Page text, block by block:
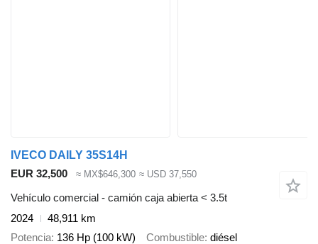
IVECO DAILY 35S14H
EUR 32,500
≈ MX$646,300 ≈ USD 37,550
Vehículo comercial - camión caja abierta < 3.5t
2024
48,911 km
Potencia 136 Hp (100 kW) Combustible diésel